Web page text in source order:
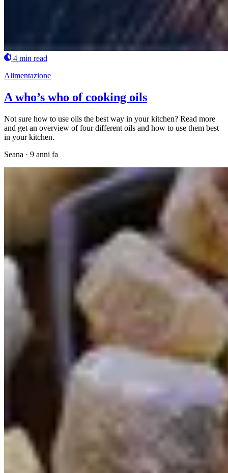
4 min read
Alimentazione
A who’s who of cooking oils
Not sure how to use oils the best way in your kitchen? Read more
and get an overview of four different oils and how to use them best
in your kitchen.
Seana · 9 anni fa